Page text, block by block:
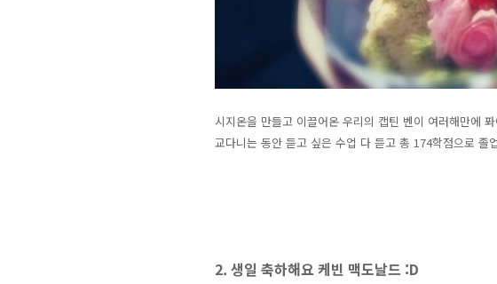
시지온을 만들고 이끌어온 우리의 캡틴 벤이 여러해만에
교다니는 동안 듣고 싶은 수업 다 듣고 총 174학점으로
2. 생일 축하해요 케빈 맥도날드 :D